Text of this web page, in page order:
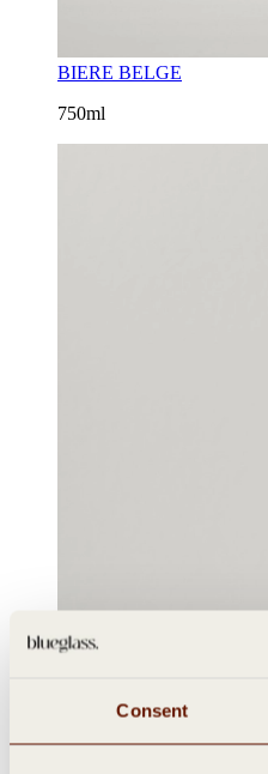
Consent
BIERE BELGE
750ml